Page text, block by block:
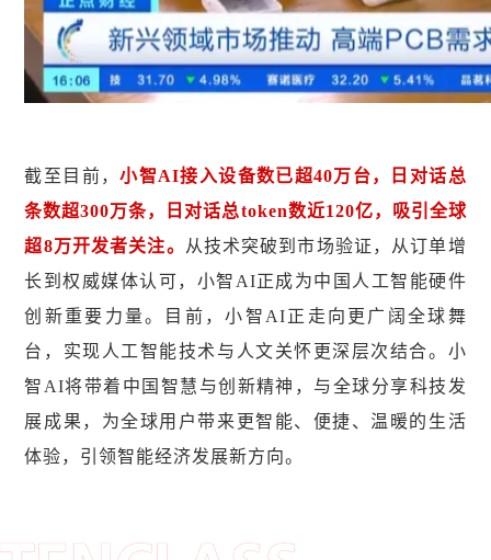
截至目前，小智AI接入设备数已超40万台，日对话总
条数超300万条，日对话总token数近120亿，吸引全球
超8万开发者关注。
从技术突破到市场验证，从订单增
长到权威媒体认可，小智AI正成为中国人工智能硬件
创新重要力量。目前，小智AI正走向更广阔全球舞
台，实现人工智能技术与人文关怀更深层次结合。小
智AI将带着中国智慧与创新精神，与全球分享科技发
展成果，为全球用户带来更智能、便捷、温暖的生活
体验，引领智能经济发展新方向。